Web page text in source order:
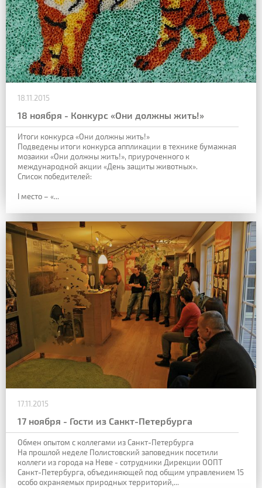
18.11.2015
18 ноября - Конкурс «Они должны жить!»
Итоги конкурса «Они должны жить!»
Подведены итоги конкурса аппликации в технике бумажная
мозаики «Они должны жить!», приуроченного к
международной акции «День защиты животных».
Список победителей:
I место – «...
17.11.2015
17 ноября - Гости из Санкт-Петербурга
Обмен опытом с коллегами из Санкт-Петербурга
На прошлой неделе Полистовский заповедник посетили
коллеги из города на Неве - сотрудники Дирекции ООПТ
Санкт-Петербурга, объединяющей под общим управлением 15
особо охраняемых природных территорий,...